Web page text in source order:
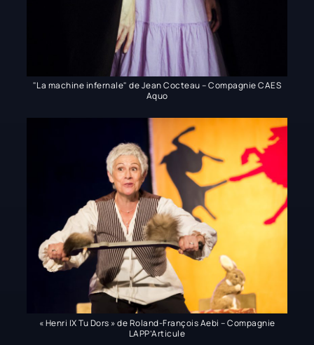
"La machine infernale" de Jean Cocteau – Compagnie CAES
Aquo
« Henri IX Tu Dors » de Roland-François Aebi – Compagnie
LAPP’Articule